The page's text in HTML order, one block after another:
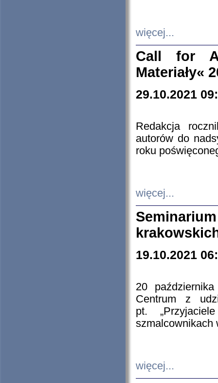
więcej...
Call for
Materiały«
29.10.2021
Redakcja
autorów do
roku
więcej...
19.10.2021
20
Centrum z
pt.
szmalcownikach
więcej...